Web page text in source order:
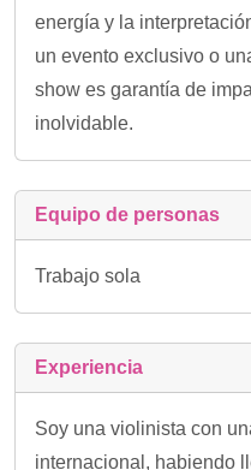
energía y la
un evento exclusivo o
show es garantía de
inolvidable.
Equipo de personas
Trabajo sola
Experiencia
Soy una violinista con
internacional, habiendo